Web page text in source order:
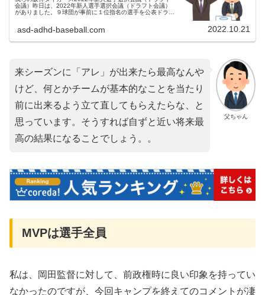
会議）昨日は、2022年新人選手選択会議（ドラフト会議）
がありました。９球団が事前に１位指名の選手を公表ドラフ
asd-adhd-baseball.com 2022.10.21
父ちゃん
来シーズンに「アレ」が出来たら最高なんや
けど、何とかチームが基本的なことを当たり
前に出来るよう立て直してもらえたらな、と
思っています。そうすれば自ずと近い将来最
高の結果になることでしょう。。
MVPは選手全員
私は、岡田監督に対して、前政権時に良い印象を持ってい
なかったのですが、今回キャンプを終えてのコメントが凄